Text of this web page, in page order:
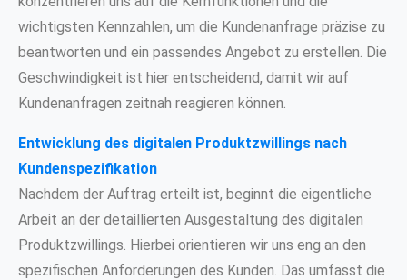
wichtigsten Kennzahlen, um die Kundenanfrage präzise zu
beantworten und ein passendes Angebot zu erstellen. Die
Geschwindigkeit ist hier entscheidend, damit wir auf
Kundenanfragen zeitnah reagieren können.
Entwicklung des digitalen Produktzwillings nach
Kundenspezifikation
Nachdem der Auftrag erteilt ist, beginnt die eigentliche
Arbeit an der detaillierten Ausgestaltung des digitalen
Produktzwillings. Hierbei orientieren wir uns eng an den
spezifischen Anforderungen des Kunden. Das umfasst die